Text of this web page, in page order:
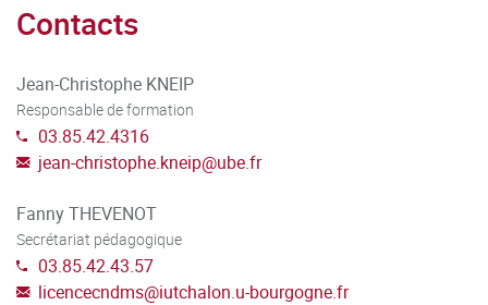
Contacts
Jean-Christophe KNEIP
Responsable de formation
03.85.42.4316
jean-christophe.kneip@ube.fr
Fanny THEVENOT
Secrétariat pédagogique
03.85.42.43.57
licencecndms@iutchalon.u-bourgogne.fr